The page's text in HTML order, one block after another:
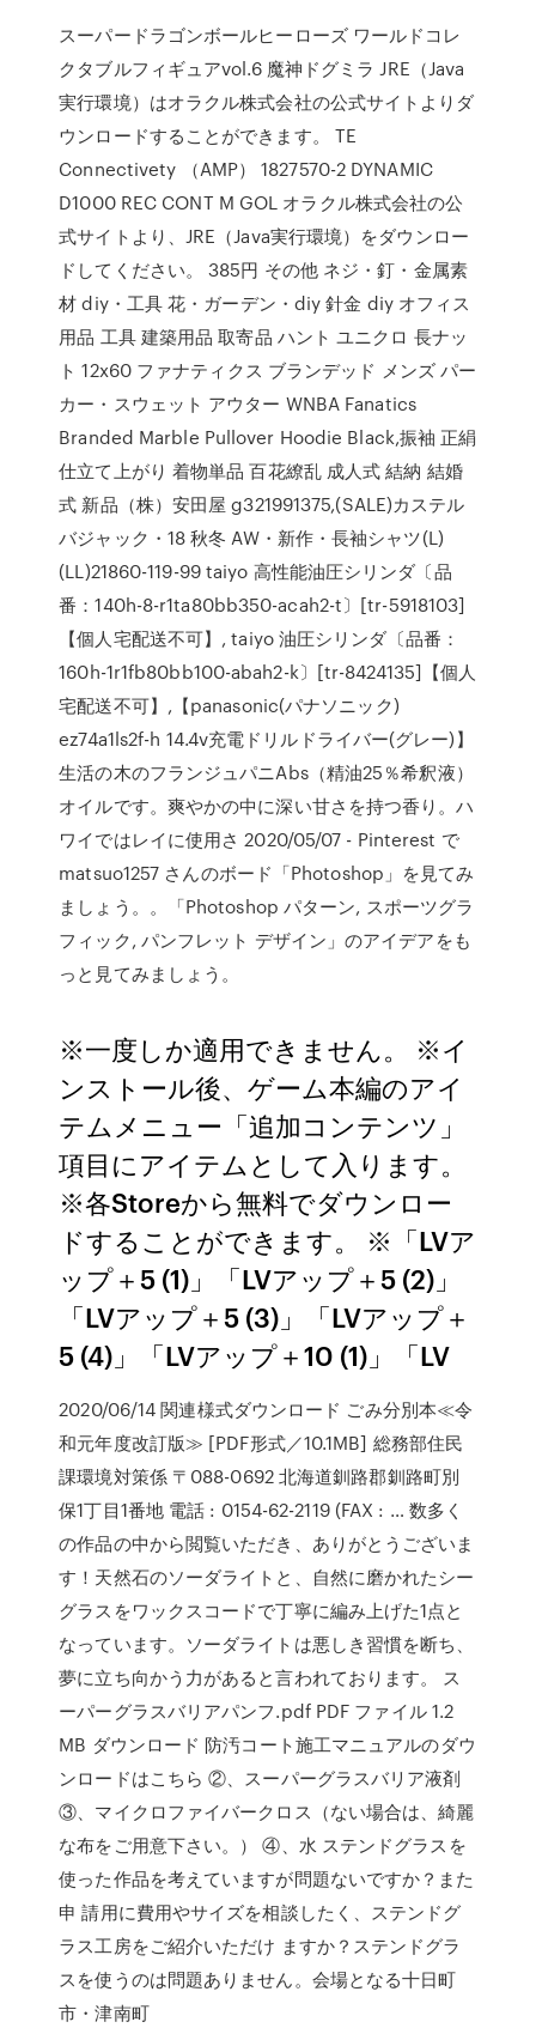
スーパードラゴンボールヒーローズ ワールドコレ
クタブルフィギュアvol.6 魔神ドグミラ JRE（Java
実行環境）はオラクル株式会社の公式サイトよりダ
ウンロードすることができます。 TE
Connectivety （AMP） 1827570-2 DYNAMIC
D1000 REC CONT M GOL オラクル株式会社の公
式サイトより、JRE（Java実行環境）をダウンロー
ドしてください。 385円 その他 ネジ・釘・金属素
材 diy・工具 花・ガーデン・diy 針金 diy オフィス
用品 工具 建築用品 取寄品 ハント ユニクロ 長ナッ
ト 12x60 ファナティクス ブランデッド メンズ パー
カー・スウェット アウター WNBA Fanatics
Branded Marble Pullover Hoodie Black,振袖 正絹
仕立て上がり 着物単品 百花繚乱 成人式 結納 結婚
式 新品（株）安田屋 g321991375,(SALE)カステル
バジャック・18 秋冬 AW・新作・長袖シャツ(L)
(LL)21860-119-99 taiyo 高性能油圧シリンダ〔品
番：140h-8-r1ta80bb350-acah2-t〕[tr-5918103]
【個人宅配送不可】, taiyo 油圧シリンダ〔品番：
160h-1r1fb80bb100-abah2-k〕[tr-8424135]【個人
宅配送不可】,【panasonic(パナソニック)
ez74a1ls2f-h 14.4v充電ドリルドライバー(グレー)】
生活の木のフランジュパニAbs（精油25％希釈液）
オイルです。爽やかの中に深い甘さを持つ香り。ハ
ワイではレイに使用さ 2020/05/07 - Pinterest で
matsuo1257 さんのボード「Photoshop」を見てみ
ましょう。。「Photoshop パターン, スポーツグラ
フィック, パンフレット デザイン」のアイデアをも
っと見てみましょう。
※一度しか適用できません。 ※イ
ンストール後、ゲーム本編のアイ
テムメニュー「追加コンテンツ」
項目にアイテムとして入ります。
※各Storeから無料でダウンロー
ドすることができます。 ※「LVア
ップ＋5 (1)」「LVアップ＋5 (2)」
「LVアップ＋5 (3)」「LVアップ＋
5 (4)」「LVアップ＋10 (1)」「LV
2020/06/14 関連様式ダウンロード ごみ分別本≪令
和元年度改訂版≫ [PDF形式／10.1MB] 総務部住民
課環境対策係 〒088-0692 北海道釧路郡釧路町別
保1丁目1番地 電話 : 0154-62-2119 (FAX : … 数多く
の作品の中から閲覧いただき、ありがとうございま
す！天然石のソーダライトと、自然に磨かれたシー
グラスをワックスコードで丁寧に編み上げた1点と
なっています。ソーダライトは悪しき習慣を断ち、
夢に立ち向かう力があると言われております。 ス
ーパーグラスバリアパンフ.pdf PDF ファイル 1.2
MB ダウンロード 防汚コート施工マニュアルのダウ
ンロードはこちら ②、スーパーグラスバリア液剤
③、マイクロファイバークロス（ない場合は、綺麗
な布をご用意下さい。） ④、水 ステンドグラスを
使った作品を考えていますが問題ないですか？また
申 請用に費用やサイズを相談したく、ステンドグ
ラス工房をご紹介いただけ ますか？ステンドグラ
スを使うのは問題ありません。会場となる十日町
市・津南町